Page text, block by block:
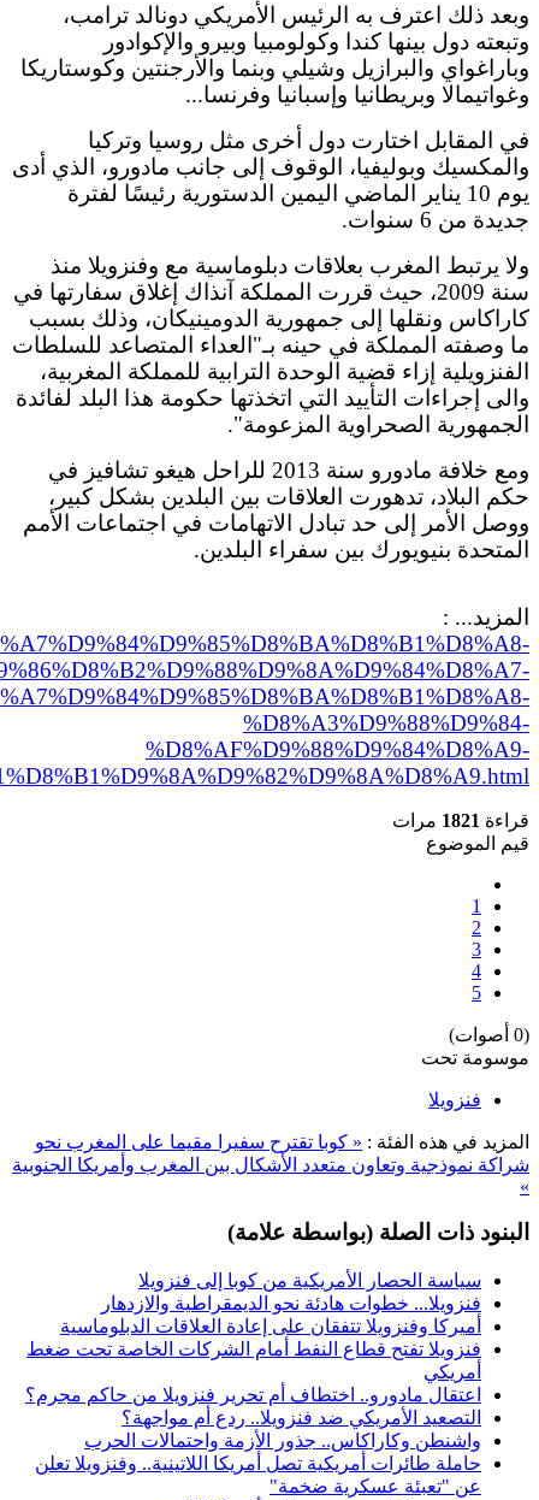
وبعد ذلك اعترف به الرئيس الأمريكي دونالد ترامب،
وتبعته دول بينها كندا وكولومبيا وبيرو والإكوادور
وباراغواي والبرازيل وشيلي وبنما والأرجنتين وكوستاريكا
وغواتيمالا وبريطانيا وإسبانيا وفرنسا...
في المقابل اختارت دول أخرى مثل روسيا وتركيا
والمكسيك وبوليفيا، الوقوف إلى جانب مادورو، الذي أدى
يوم 10 يناير الماضي اليمين الدستورية رئيسًا لفترة
جديدة من 6 سنوات.
ولا يرتبط المغرب بعلاقات دبلوماسية مع وفنزويلا منذ
سنة 2009، حيث قررت المملكة آنذاك إغلاق سفارتها في
كاراكاس ونقلها إلى جمهورية الدومينيكان، وذلك بسبب
ما وصفته المملكة في حينه بـ"العداء المتصاعد للسلطات
الفنزويلية إزاء قضية الوحدة الترابية للمملكة المغربية،
والى إجراءات التأييد التي اتخذتها حكومة هذا البلد لفائدة
الجمهورية الصحراوية المزعومة".
ومع خلافة مادورو سنة 2013 للراحل هيغو تشافيز في
حكم البلاد، تدهورت العلاقات بين البلدين بشكل كبير،
ووصل الأمر إلى حد تبادل الاتهامات في اجتماعات الأمم
المتحدة بنيويورك بين سفراء البلدين.
المزيد... :
%D8%A3%D9%88%D9%84-
%D8%AF%D9%88%D9%84%D8%A9-
قراءة 1821 مرات
قيم الموضوع
1
2
3
4
5
(0 أصوات)
موسومة تحت
فنزويلا
المزيد في هذه الفئة : « كوبا تقترح سفيرا مقيما على المغرب نحو
شراكة نموذجية وتعاون متعدد الأشكال بين المغرب وأمريكا الجنوبية
»
البنود ذات الصلة (بواسطة علامة)
سياسة الحصار الأمريكية من كوبا إلى فنزويلا
فنزويلا... خطوات هادئة نحو الديمقراطية والازدهار
أميركا وفنزويلا تتفقان على إعادة العلاقات الدبلوماسية
فنزويلا تفتح قطاع النفط أمام الشركات الخاصة تحت ضغط
أمريكي
اعتقال مادورو.. اختطاف أم تحرير فنزويلا من حاكم مجرم؟
التصعيد الأمريكي ضد فنزويلا.. ردع أم مواجهة؟
واشنطن وكاراكاس.. جذور الأزمة واحتمالات الحرب
حاملة طائرات أمريكية تصل أمريكا اللاتينية.. وفنزويلا تعلن
عن "تعبئة عسكرية ضخمة"